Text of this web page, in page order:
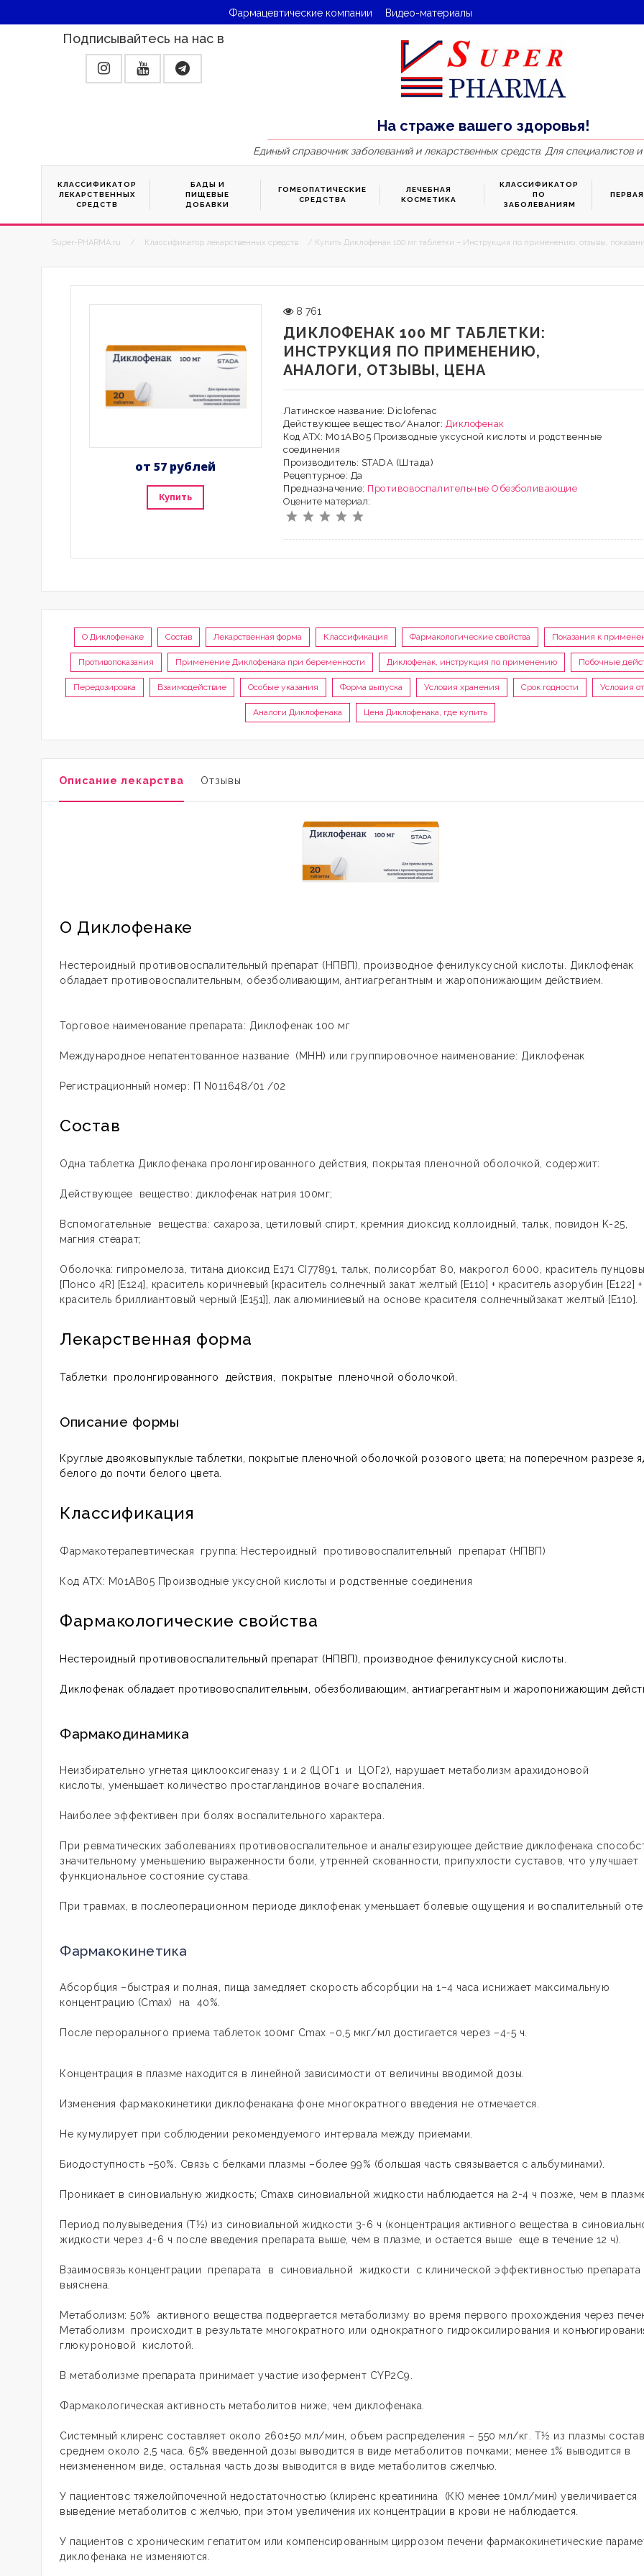
Фармацевтические компании Видео-материалы
Подписывайтесь на нас в
На страже вашего здоровья!
Единый справочник заболеваний и лекарственных средств. Для специалистов
КЛАССИФИКАТОР
ЛЕКАРСТВЕННЫХ
СРЕДСТВ
БАДЫ И
ПИЩЕВЫЕ
ДОБАВКИ
ГОМЕОПАТИЧЕСКИЕ
СРЕДСТВА
ЛЕЧЕБНАЯ
КОСМЕТИКА
КЛАССИФИКАТОР
ПО
ЗАБОЛЕВАНИЯМ
Super-PHARMA.ru / Классификатор лекарственных средств / Купить Диклофенак 100 мг таблетки – Инструкция по применению, отзывы,
от 57 рублей
Купить
8 761
ДИКЛОФЕНАК 100 МГ ТАБЛЕТКИ:
ИНСТРУКЦИЯ ПО ПРИМЕНЕНИЮ,
АНАЛОГИ, ОТЗЫВЫ, ЦЕНА
Латинское название: Diclofenac
Действующее вещество/Аналог: Диклофенак
Код АТХ: М01АВ05 Производные уксусной кислоты и родственные
соединения
Производитель: STADA (Штада)
Рецептурное: Да
Предназначение: Противовоспалительные Обезболивающие
Оцените материал:
О Диклофенаке Состав Лекарственная форма Классификация Фармакологические свойства Показания к
Противопоказания Применение Диклофенака при беременности Диклофенак, инструкция по применению Побочные
Передозировка Взаимодействие Особые указания Форма выпуска Условия хранения Срок годности Условия
Аналоги Диклофенака Цена Диклофенака, где купить
Описание лекарства Отзывы
О Диклофенаке
Нестероидный противовоспалительный препарат (НПВП), производное фенилуксусной кислоты. Диклофенак
обладает противовоспалительным, обезболивающим, антиагрегантным и жаропонижающим действием.
Торговое наименование препарата: Диклофенак 100 мг
Международное непатентованное название (МНН) или группировочное наименование: Диклофенак
Регистрационный номер: П N011648/01 /02
Состав
Одна таблетка Диклофенака пролонгированного действия, покрытая пленочной оболочкой, содержит:
Действующее вещество: диклофенaк нaтрия 100мг;
Вспомогательные вещества: сахароза, цетиловый спирт, кремния диоксид коллоидный, тальк, повидон K-25,
магния стеарат;
Оболочка: гипромелоза, титана диоксид E171 CI77891, тальк, полисорбат 80, макрогол 6000, краситель
[Понсо 4R] [E124], краситель коричневый [краситель солнечный закат желтый [E110] + краситель азорубин [E122] +
краситель бриллиантовый черный [E151]], лак алюминиевый на основе красителя солнечныйзакат желтый [E110].
Лекарственная форма
Таблетки пролонгированного действия, покрытые пленочной оболочкой.
Описание формы
Круглые двояковыпуклые таблетки, покрытые пленочной оболочкой розового цвета; на поперечном разрезе
белого до почти белого цвета.
Классификация
Фармакотерапевтическая группа: Нестероидный противовоспалительный препарат (НПВП)
Код АТХ: М01АВ05 Производные уксусной кислоты и родственные соединения
Фармакологические свойства
Нестероидный противовоспалительный препарат (НПВП), производное фенилуксусной кислоты.
Диклофенак обладает противовоспалительным, обезболивающим, антиагрегантным и жаропонижающим
Фармакодинамика
Неизбирательно угнетая циклооксигеназу 1 и 2 (ЦОГ1 и ЦОГ2), нарушает метаболизм арахидоновой
кислоты, уменьшает количество простагландинов вочаге воспаления.
Наиболее эффективен при болях воспалительного характера.
При ревматических заболеваниях противовоспалительное и анальгезирующее действие диклофенака
значительному уменьшению выраженности боли, утренней скованности, припухлости суставов, что улучшает
функциональное состояние сустава.
При травмах, в послеоперационном периоде диклофенак уменьшает болевые ощущения и воспалительный
Фармакокинетика
Абсорбция –быстрая и полная, пища замедляет скорость абсорбции на 1–4 часа иснижает максимальную
концентрацию (Сmax) на 40%.
После перорального приема таблеток 100мг Сmax –0,5 мкг/мл достигается через –4-5 ч.
Концентрация в плазме находится в линейной зависимости от величины вводимой дозы.
Изменения фармакокинетики диклофенакана фоне многократного введения не отмечается.
Не кумулирует при соблюдении рекомендуемого интервала между приемами.
Биодоступность –50%. Связь с белками плазмы –более 99% (большая часть связывается с альбуминами).
Проникает в синовиальную жидкость; Сmaxв синовиальной жидкости наблюдается на 2-4 ч позже, чем в
Период полувыведения (T½) из синовиальной жидкости 3-6 ч (концентрация активного вещества в
жидкости через 4-6 ч после введения препарата выше, чем в плазме, и остается выше еще в течение 12 ч).
Взаимосвязь концентрации препарата в синовиальной жидкости с клинической эффективностью препарата
выяснена.
Метаболизм: 50% активного вещества подвергается метаболизму во время первого прохождения через
Метаболизм происходит в результате многократного или однократного гидроксилирования и
глюкуроновой кислотой.
В метаболизме препарата принимает участие изофермент CYP2С9.
Фармакологическая активность метаболитов ниже, чем диклофенака.
Системный клиренс составляет около 260±50 мл/мин, объем распределения – 550 мл/кг. T½ из плазмы
среднем около 2,5 часа. 65% введенной дозы выводится в виде метаболитов почками; менее 1% выводится в
неизмененном виде, остальная часть дозы выводится в виде метаболитов сжелчью.
У пациентовс тяжелойпочечной недостаточностью (клиренс креатинина (КК) менее 10мл/мин) увеличивается
выведение метаболитов с желчью, при этом увеличения их концентрации в крови не наблюдается.
У пациентов с хроническим гепатитом или компенсированным циррозом печени фармакокинетические
диклофенака не изменяются.